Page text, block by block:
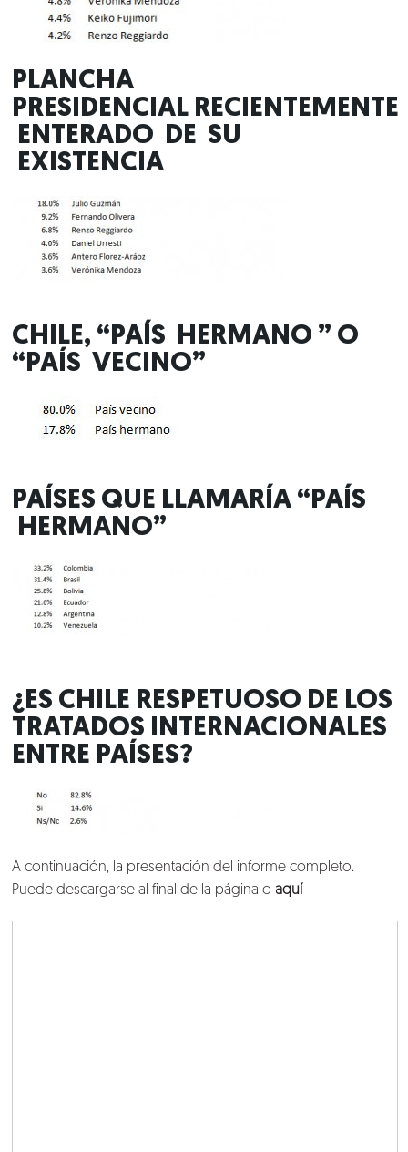
PLANCHA
PRESIDENCIAL RECIENTEMENTE
ENTERADO DE SU
EXISTENCIA
CHILE, “PAÍS HERMANO ” O
“PAÍS VECINO”
PAÍSES QUE LLAMARÍA “PAÍS
HERMANO”
¿ES CHILE RESPETUOSO DE LOS
TRATADOS INTERNACIONALES
ENTRE PAÍSES?
A continuación, la presentación del informe completo.
Puede descargarse al final de la página o aquí